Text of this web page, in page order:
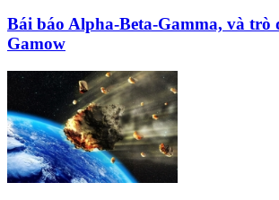
Bái báo Alpha-Beta-Gamma, và trò
Gamow